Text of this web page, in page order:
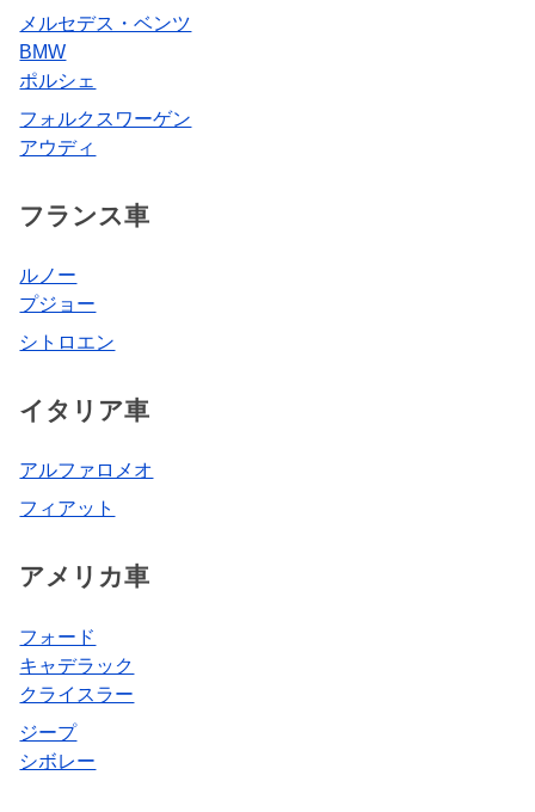
メルセデス・ベンツ
BMW
ポルシェ
フォルクスワーゲン
アウディ
フランス車
ルノー
プジョー
シトロエン
イタリア車
アルファロメオ
フィアット
アメリカ車
フォード
キャデラック
クライスラー
ジープ
シボレー